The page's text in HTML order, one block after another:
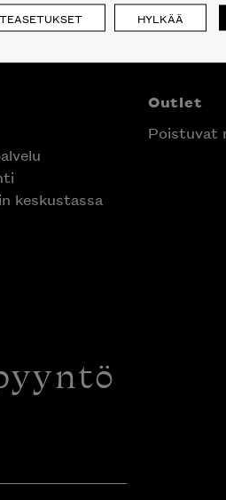
keskustassa
Outlet
Poistuvat
HYLKÄÄ